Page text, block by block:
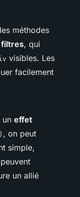
méthodes
filtres, qui
visibles. Les
facilement
un effet
, on peut
simple,
un allié